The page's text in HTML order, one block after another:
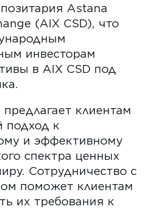
Astana
(AIX CSD), что
инвесторам
в AIX CSD под
клиентам
подход к
и эффективному
спектра ценных
Сотрудничество с
поможет клиентам
их требования к